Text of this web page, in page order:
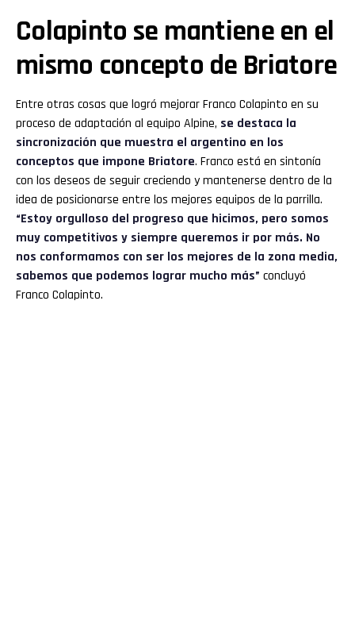
Colapinto se mantiene en el
mismo concepto de Briatore
Entre otras cosas que logró mejorar Franco Colapinto en su
proceso de adaptación al equipo Alpine, se destaca la
sincronización que muestra el argentino en los
conceptos que impone Briatore. Franco está en sintonía
con los deseos de seguir creciendo y mantenerse dentro de la
idea de posicionarse entre los mejores equipos de la parrilla.
“Estoy orgulloso del progreso que hicimos, pero somos
muy competitivos y siempre queremos ir por más. No
nos conformamos con ser los mejores de la zona media,
sabemos que podemos lograr mucho más” concluyó
Franco Colapinto.